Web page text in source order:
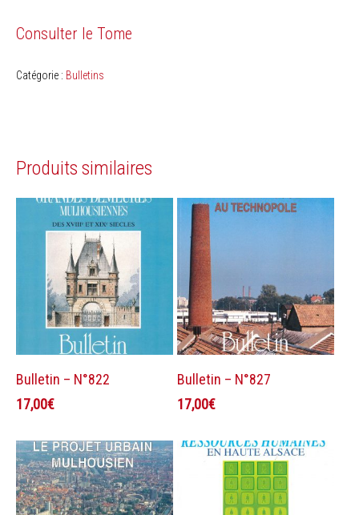
Consulter le Tome
Catégorie : Bulletins
Produits similaires
Ajouter au panier
Bulletin – N°822
17,00€
Ajouter au panier
Bulletin – N°827
17,00€